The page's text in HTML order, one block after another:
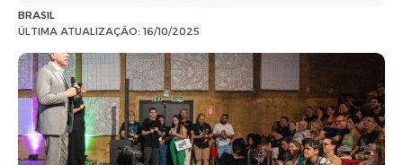
ÚLTIMA ATUALIZAÇÃO: 16/10/2025
BRASIL